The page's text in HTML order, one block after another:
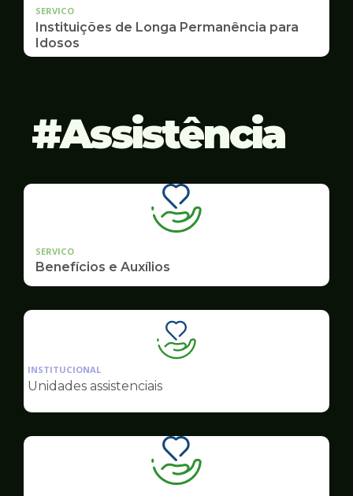
SERVICO
Instituições de Longa Permanência para
Idosos
Assistência
SERVICO
Benefícios e Auxílios
Ilustração
da
Assistência
INSTITUCIONAL
Unidades assistenciais